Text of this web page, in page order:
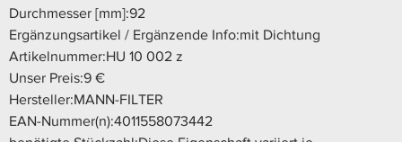
Durchmesser [mm]:92
Ergänzungsartikel / Ergänzende Info:mit Dichtung
Artikelnummer:HU 10 002 z
Unser Preis:9 €
Hersteller:MANN-FILTER
EAN-Nummer(n):4011558073442